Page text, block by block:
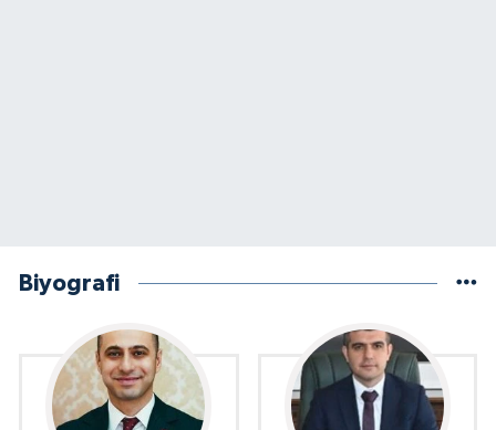
Biyografi